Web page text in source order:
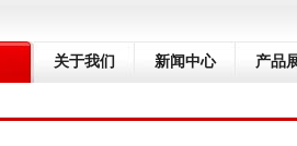
关于我们 新闻中心 产品